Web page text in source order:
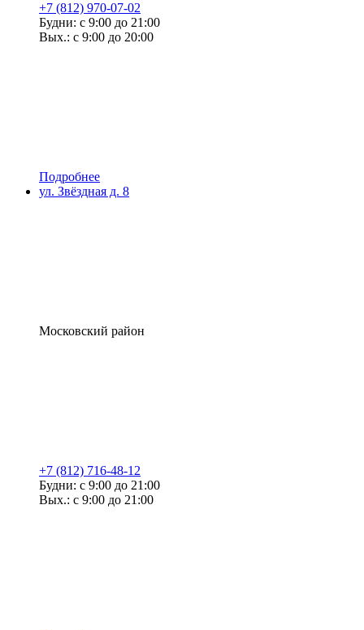
+7 (812) 970-07-02
Будни: с 9:00 до 21:00
Вых.: с 9:00 до 20:00
Подробнее
ул. Звёздная д. 8
Московский район
+7 (812) 716-48-12
Будни: с 9:00 до 21:00
Вых.: с 9:00 до 21:00